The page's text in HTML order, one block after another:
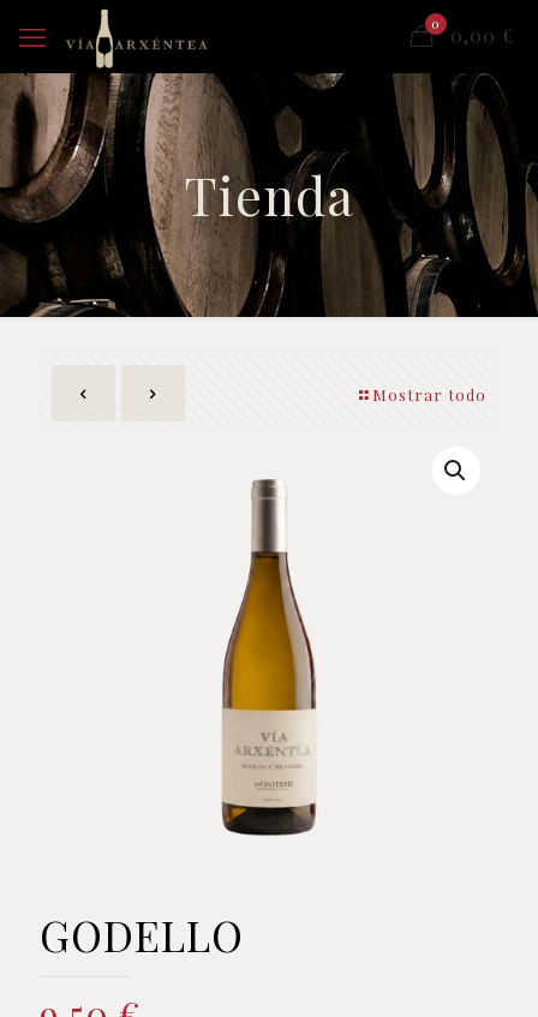
0 0,00 €
Tienda
Mostrar todo
GODELLO